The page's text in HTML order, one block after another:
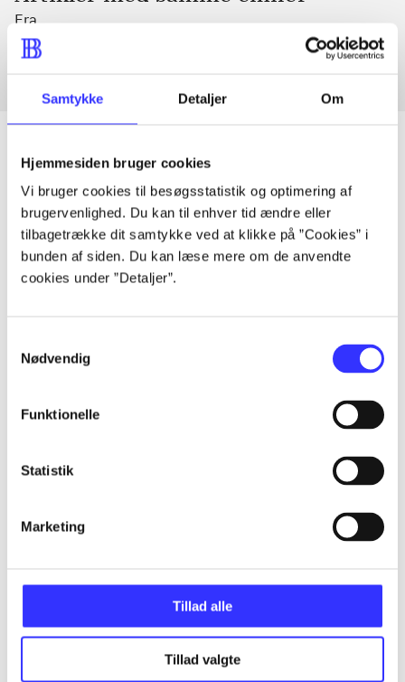
Samtykke Detaljer Om
Hjemmesiden bruger cookies
Vi bruger cookies til besøgsstatistik og optimering af
brugervenlighed. Du kan til enhver tid ændre eller
tilbagetrække dit samtykke ved at klikke på ”Cookies” i
bunden af siden. Du kan læse mere om de anvendte
cookies under ”Detaljer”.
Nødvendig
Funktionelle
Statistik
Marketing
Tillad alle
Tillad valgte
Fra
Artikler
Alle registrerede artikler fordelt på udgivelser
...
Royals